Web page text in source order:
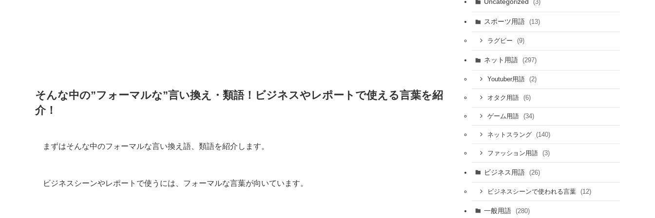
そんな中の”フォーマルな”言い換え・類語！ビジネスやレポートで使える言葉を紹
介！
まずはそんな中のフォーマルな言い換え語、類語を紹介します。
ビジネスシーンやレポートで使うには、フォーマルな言葉が向いています。
Uncategorized (3)
スポーツ用語 (13)
ラグビー (9)
ネット用語 (297)
Youtuber用語 (2)
オタク用語 (6)
ゲーム用語 (34)
ネットスラング (140)
ファッション用語 (3)
ビジネス用語 (26)
ビジネスシーンで使われる言葉 (12)
一般用語 (280)